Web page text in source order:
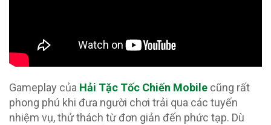
Gameplay của Hải Tặc Tốc Chiến Mobile cũng rất
phong phú khi đưa người chơi trải qua các tuyến
nhiệm vụ, thử thách từ đơn giản đến phức tạp. Dù